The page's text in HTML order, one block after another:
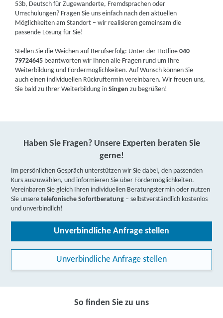
53b, Deutsch für Zugewanderte, Fremdsprachen oder
Umschulungen? Fragen Sie uns einfach nach den aktuellen
Möglichkeiten am Standort – wir realisieren gemeinsam die
passende Lösung für Sie!
Stellen Sie die Weichen auf Berufserfolg: Unter der Hotline040
79724645 beantworten wir Ihnen alle Fragen rund um Ihre
Weiterbildung und Fördermöglichkeiten. Auf Wunsch können Sie
auch einen individuellen Rückruftermin vereinbaren. Wir freuen uns,
Sie bald zu Ihrer Weiterbildung inSingen zu begrüßen!
Haben Sie Fragen? Unsere Experten beraten Sie
gerne!
Im persönlichen Gespräch unterstützen wir Sie dabei, den passenden
Kurs auszuwählen, und informieren Sie über Fördermöglichkeiten.
Vereinbaren Sie gleich Ihren individuellen Beratungstermin oder nutzen
Sie unseretelefonische Sofortberatung – selbstverständlich kostenlos
und unverbindlich!
Unverbindliche Anfrage stellen
Unverbindliche Anfrage stellen
So finden Sie zu uns